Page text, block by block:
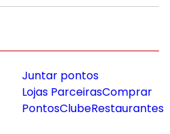
Juntar pontos
Lojas ParceirasComprar
PontosClubeRestaurantes